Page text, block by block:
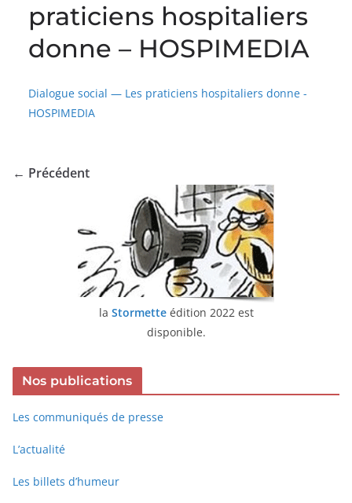
praticiens hospitaliers
donne – HOSPIMEDIA
Dialogue social — Les praticiens hospitaliers donne -
HOSPIMEDIA
← Précédent
la Stormetteédition 2022 est
disponible.
Nos publications
Les communiqués de presse
L’actualité
Les billets d’humeur